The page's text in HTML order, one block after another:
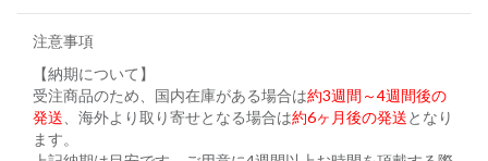
注意事項
【納期について】
受注商品のため、国内在庫がある場合は約3週間～4週間後の
発送 、海外より取り寄せとなる場合は約6ヶ月後の発送となり
ます。